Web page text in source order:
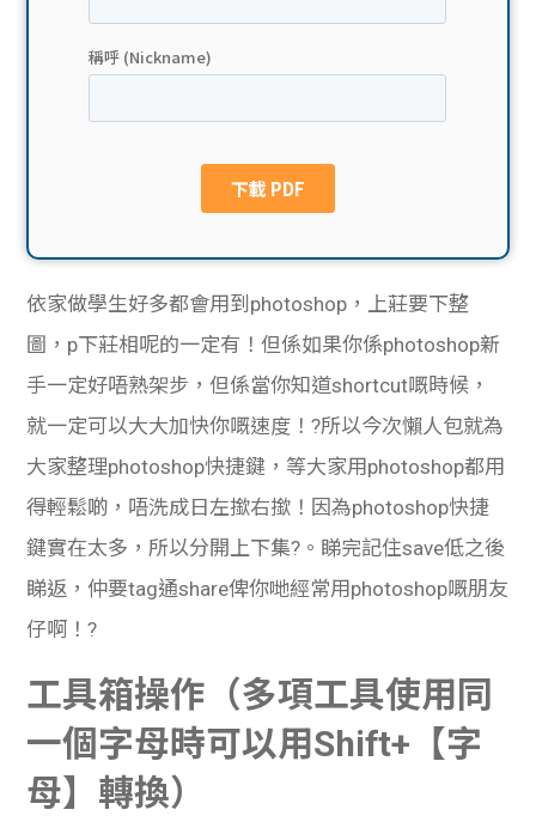
網上
私人
貸款
機
校園
Gui
理財
de
學生
貸款
101
依家做學生好多都會用到photoshop，上莊要下整
圖，p下莊相呢的一定有！但係如果你係photoshop新
手一定好唔熟架步，但係當你知道shortcut嘅時候，
就一定可以大大加快你嘅速度！?所以今次懶人包就為
大家整理photoshop快捷鍵，等大家用photoshop都用
得輕鬆啲，唔洗成日左撳右撳！因為photoshop快捷
鍵實在太多，所以分開上下集?。睇完記住save低之後
睇返，仲要tag通share俾你哋經常用photoshop嘅朋友
仔啊！?
工具箱操作（多項工具使用同
一個字母時可以用Shift+【字
母】轉換）